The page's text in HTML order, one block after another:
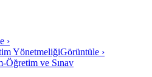
›
YönetmeliğiGörüntüle ›
Öğretim ve Sınav